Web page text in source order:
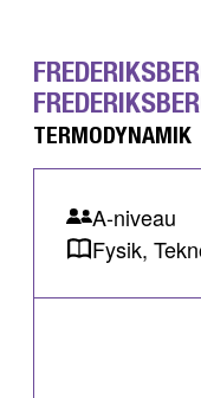
TERMODYNAMIK
A-niveau
Fysik,